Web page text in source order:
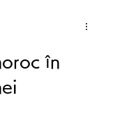
în